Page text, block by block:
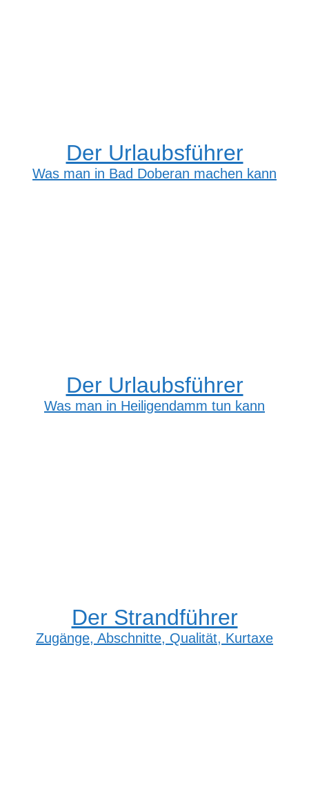
Der Urlaubsführer
Was man in Bad Doberan machen kann
Der Urlaubsführer
Was man in Heiligendamm tun kann
Der Strandführer
Zugänge, Abschnitte, Qualität, Kurtaxe